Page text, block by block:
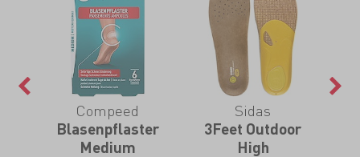
Compeed
Blasenpflaster
Medium
Sidas
3Feet Outdoor
High